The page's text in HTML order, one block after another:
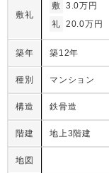
敷礼
敷 3.0万円
礼 20.0万円
築年 築12年
種別 マンション
構造 鉄骨造
階建 地上3階建
地図